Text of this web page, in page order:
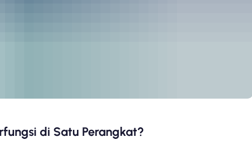
di Satu Perangkat?